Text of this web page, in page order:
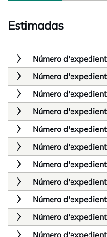
Estimadas
Número d'expedient
Número d'expedient
Número d'expedient
Número d'expedient
Número d'expedient
Número d'expedient
Número d'expedient
Número d'expedient
Número d'expedient
Número d'expedient
Número d'expedient